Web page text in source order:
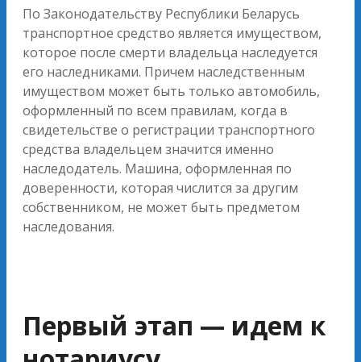
По Законодательству Республики Беларусь
транспортное средство является имуществом,
которое после смерти владельца наследуется
его наследниками. Причем наследственным
имуществом может быть только автомобиль,
оформленный по всем правилам, когда в
свидетельстве о регистрации транспортного
средства владельцем значится именно
наследодатель. Машина, оформленная по
доверенности, которая числится за другим
собственником, не может быть предметом
наследования.
Первый этап — идем к